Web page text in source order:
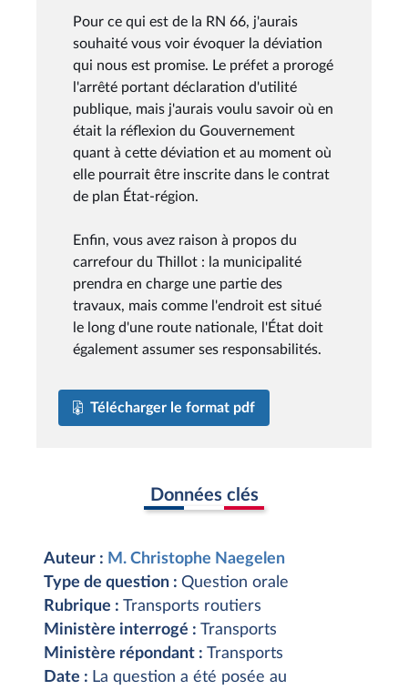
Pour ce qui est de la RN 66, j'aurais
souhaité vous voir évoquer la déviation
qui nous est promise. Le préfet a prorogé
l'arrêté portant déclaration d'utilité
publique, mais j'aurais voulu savoir où en
était la réflexion du Gouvernement
quant à cette déviation et au moment où
elle pourrait être inscrite dans le contrat
de plan État-région.
Enfin, vous avez raison à propos du
carrefour du Thillot : la municipalité
prendra en charge une partie des
travaux, mais comme l'endroit est situé
le long d'une route nationale, l'État doit
également assumer ses responsabilités.
Télécharger le format pdf
Données clés
Auteur : M. Christophe Naegelen
Type de question : Question orale
Rubrique : Transports routiers
Ministère interrogé : Transports
Ministère répondant : Transports
Date : La question a été posée au